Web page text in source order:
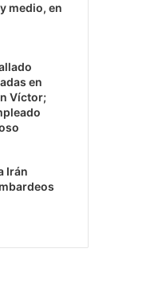
medio, en
en
Víctor;
Irán